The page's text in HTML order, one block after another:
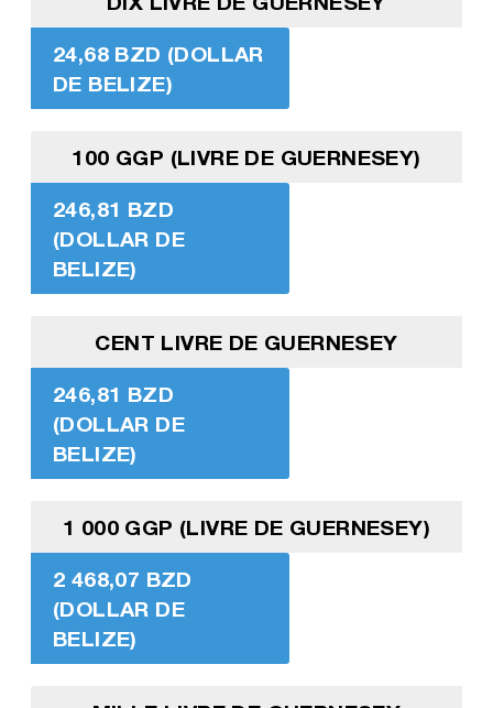
24,68 BZD (DOLLAR
DE BELIZE)
100 GGP (LIVRE DE GUERNESEY)
246,81 BZD
(DOLLAR DE
BELIZE)
CENT LIVRE DE GUERNESEY
246,81 BZD
(DOLLAR DE
BELIZE)
1 000 GGP (LIVRE DE GUERNESEY)
2 468,07 BZD
(DOLLAR DE
BELIZE)